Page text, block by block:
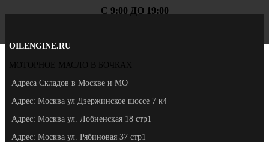
С 9:00 ДО 19:00
OILENGINE.RU
МОТОРНОЕ МАСЛО В БОЧКАХ
Адреса Складов в Москве и МО
Адрес: Москва ул Дзержинское шоссе 7 к4
Адрес: Москва ул. Лобненская 18 стр1
Адрес: Москва ул. Рябиновая 37 стр1